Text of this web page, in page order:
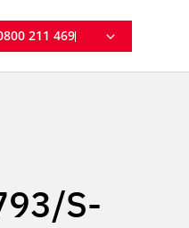
211 469
S-